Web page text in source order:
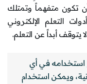
تكون متفهماً وتمتلك
التعلم الإلكتروني
يتوقف أبداً عن التعلم.
استخدامه في أي
ويمكن استخدام